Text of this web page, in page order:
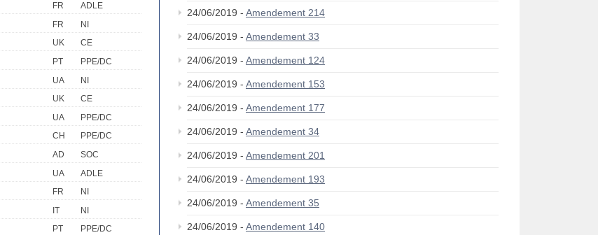
FR
ADLE
FR
NI
UK
CE
PT
PPE/DC
UA
NI
UK
CE
UA
PPE/DC
CH
PPE/DC
AD
SOC
UA
ADLE
FR
NI
IT
NI
PT
PPE/DC
24/06/2019 - Amendement 214
24/06/2019 - Amendement 33
24/06/2019 - Amendement 124
24/06/2019 - Amendement 153
24/06/2019 - Amendement 177
24/06/2019 - Amendement 34
24/06/2019 - Amendement 201
24/06/2019 - Amendement 193
24/06/2019 - Amendement 35
24/06/2019 - Amendement 140